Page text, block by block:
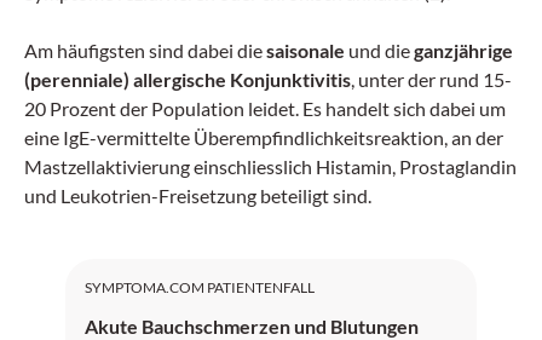
Am häufigsten sind dabei diesaisonale und dieganzjährige
(perenniale) allergische Konjunktivitis , unter der rund 15-
20 Prozent der Population leidet. Es handelt sich dabei um
eine IgE-vermittelte Überempfindlichkeitsreaktion, an der
Mastzellaktivierung einschliesslich Histamin, Prostaglandin
und Leukotrien-Freisetzung beteiligt sind.
SYMPTOMA.COM PATIENTENFALL
Akute Bauchschmerzen und Blutungen